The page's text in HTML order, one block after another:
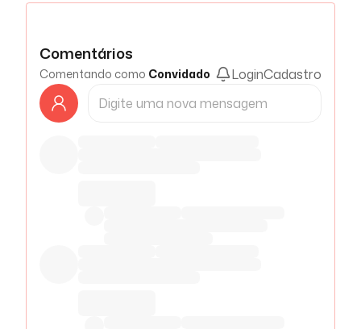
Comentários
Comentando como Convidado LoginCadastro